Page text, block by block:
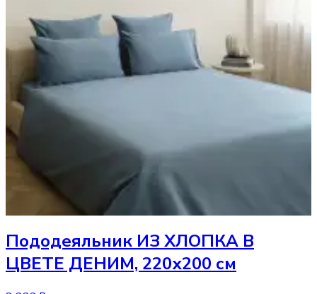
Пододеяльник ИЗ ХЛОПКА В
ЦВЕТЕ ДЕНИМ, 220х200 см